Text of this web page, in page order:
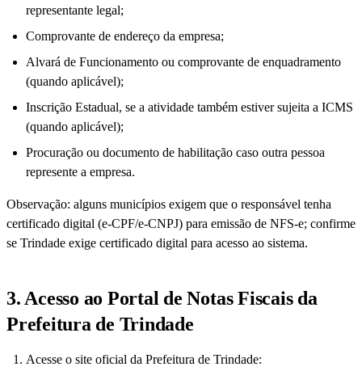
representante legal;
Comprovante de endereço da empresa;
Alvará de Funcionamento ou comprovante de enquadramento
(quando aplicável);
Inscrição Estadual, se a atividade também estiver sujeita a ICMS
(quando aplicável);
Procuração ou documento de habilitação caso outra pessoa
represente a empresa.
Observação: alguns municípios exigem que o responsável tenha
certificado digital (e-CPF/e-CNPJ) para emissão de NFS-e; confirme
se Trindade exige certificado digital para acesso ao sistema.
3. Acesso ao Portal de Notas Fiscais da
Prefeitura de Trindade
Acesse o site oficial da Prefeitura de Trindade: